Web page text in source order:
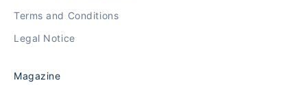
Terms and Conditions
Legal Notice
Magazine